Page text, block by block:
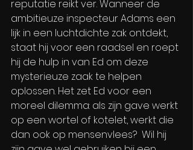
reputatie reikt ver. Wanneer de
ambitieuze inspecteur Adams een
lijk in een luchtdichte zak ontdekt,
staat hij voor een raadsel en roept
hij de hulp in van Ed om deze
mysterieuze zaak te helpen
oplossen. Het zet Ed voor een
moreel dilemma: als zijn gave werkt
op een wortel of kotelet, werkt die
dan ook op mensenvlees? ​ Wil hij